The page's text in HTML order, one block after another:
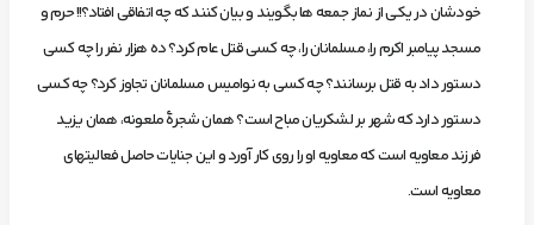
خودشان در یکی از نماز جمعه ها بگویند و بیان کنند که چه اتفاقی افتاد؟!! حرم و
مسجد پیامبر اکرم را، مسلمانان را، چه کسی قتل عام کرد؟ ده هزار نفر را چه کسی
دستور داد به قتل برسانند؟ چه کسی به نوامیس مسلمانان تجاوز کرد؟ چه کسی
دستور دارد که شهر بر لشکریان مباح است؟ همان شجرۀ ملعونه، همان یزید
فرزند معاویه است که معاویه او را روی کار آورد و این جنایات حاصل فعالیت­های
معاویه است.